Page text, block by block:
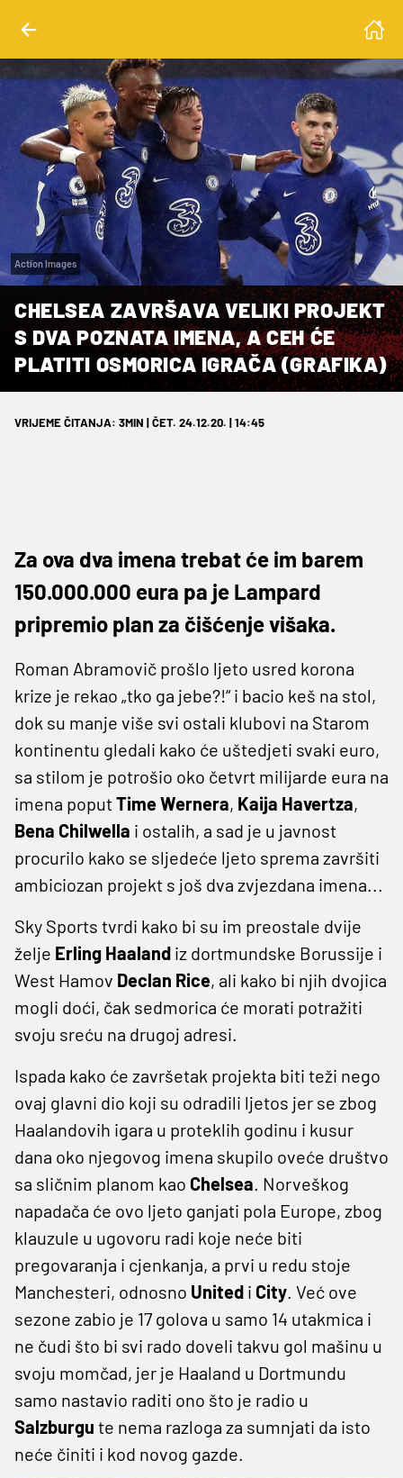
Action Images
CHELSEA ZAVRŠAVA VELIKI PROJEKT
S DVA POZNATA IMENA, A CEH ĆE
PLATITI OSMORICA IGRAČA (GRAFIKA)
VRIJEME ČITANJA: 3MIN | ČET. 24.12.20. | 14:45
Za ova dva imena trebat će im barem
150.000.000 eura pa je Lampard
pripremio plan za čišćenje višaka.
Roman Abramovič prošlo ljeto usred korona
krize je rekao „tko ga jebe?!“ i bacio keš na stol,
dok su manje više svi ostali klubovi na Starom
kontinentu gledali kako će uštedjeti svaki euro,
sa stilom je potrošio oko četvrt milijarde eura na
imena poputTime Wernera, Kaija Havertza,
Bena Chilwella i ostalih, a sad je u javnost
procurilo kako se sljedeće ljeto sprema završiti
ambiciozan projekt s još dva zvjezdana imena...
Sky Sports tvrdi kako bi su im preostale dvije
želje Erling Haaland iz dortmundske Borussije i
West Hamov Declan Rice, ali kako bi njih dvojica
mogli doći, čak sedmorica će morati potražiti
svoju sreću na drugoj adresi.
Ispada kako će završetak projekta biti teži nego
ovaj glavni dio koji su odradili ljetos jer se zbog
Haalandovih igara u proteklih godinu i kusur
dana oko njegovog imena skupilo oveće društvo
sa sličnim planom kao Chelsea. Norveškog
napadača će ovo ljeto ganjati pola Europe, zbog
klauzule u ugovoru radi koje neće biti
pregovaranja i cjenkanja, a prvi u redu stoje
Manchesteri, odnosno United i City. Već ove
sezone zabio je 17 golova u samo 14 utakmica i
ne čudi što bi svi rado doveli takvu gol mašinu u
svoju momčad, jer je Haaland u Dortmundu
samo nastavio raditi ono što je radio u
Salzburgu te nema razloga za sumnjati da isto
neće činiti i kod novog gazde.